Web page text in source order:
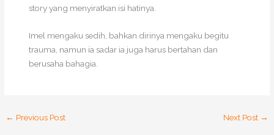
story yang menyiratkan isi hatinya.
Imel mengaku sedih, bahkan dirinya mengaku begitu
trauma, namun ia sadar ia juga harus bertahan dan
berusaha bahagia.
← Previous Post Next Post →